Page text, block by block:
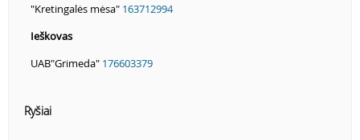
"Kretingalės mėsa" 163712994
Ieškovas
UAB"Grimeda" 176603379
Ryšiai